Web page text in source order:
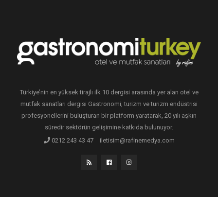
Türkiye’nin en yüksek tirajlı ilk 10 dergisi arasında yer alan otel ve
mutfak sanatları dergisi Gastronomi, turizm ve turizm endüstrisi
profesyonellerini buluşturan bir platform yaratarak, 20 yılı aşkın
süredir sektörün gelişimine katkıda bulunuyor.
0212 243 43 47
iletisim@rafinemedya.com